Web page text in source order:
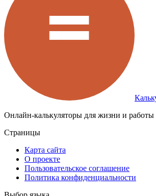
Онлайн-калькуляторы для жизни и работы
Страницы
Карта сайта
О проекте
Пользовательское соглашение
Политика конфиденциальности